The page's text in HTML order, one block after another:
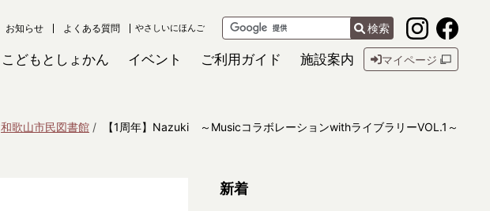
お知らせ よくある質問 やさしいにほんご 検索
こどもとしょかん イベント ご利用ガイド 施設案内 マイページ
和歌山市民図書館 【1周年】Nazuki ～MusicコラボレーションwithライブラリーVOL.1～
新着